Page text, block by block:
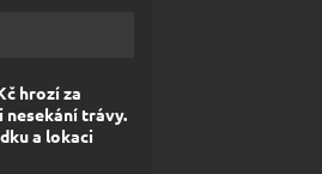
hrozí za
nesekání trávy.
a lokaci